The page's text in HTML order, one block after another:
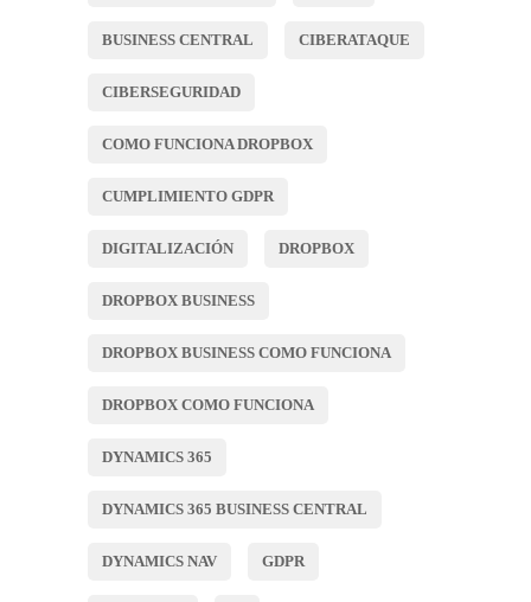
BUSINESS CENTRAL CIBERATAQUE
CIBERSEGURIDAD
COMO FUNCIONA DROPBOX
CUMPLIMIENTO GDPR
DIGITALIZACIÓN DROPBOX
DROPBOX BUSINESS
DROPBOX BUSINESS COMO FUNCIONA
DROPBOX COMO FUNCIONA
DYNAMICS 365
DYNAMICS 365 BUSINESS CENTRAL
DYNAMICS NAV GDPR